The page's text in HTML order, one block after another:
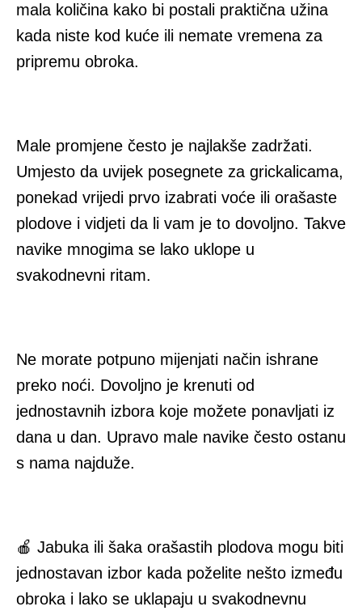
mala količina kako bi postali praktična užina
kada niste kod kuće ili nemate vremena za
pripremu obroka.
Male promjene često je najlakše zadržati.
Umjesto da uvijek posegnete za grickalicama,
ponekad vrijedi prvo izabrati voće ili orašaste
plodove i vidjeti da li vam je to dovoljno. Takve
navike mnogima se lako uklope u
svakodnevni ritam.
Ne morate potpuno mijenjati način ishrane
preko noći. Dovoljno je krenuti od
jednostavnih izbora koje možete ponavljati iz
dana u dan. Upravo male navike često ostanu
s nama najduže.
🍎 Jabuka ili šaka orašastih plodova mogu biti
jednostavan izbor kada poželite nešto između
obroka i lako se uklapaju u svakodnevnu